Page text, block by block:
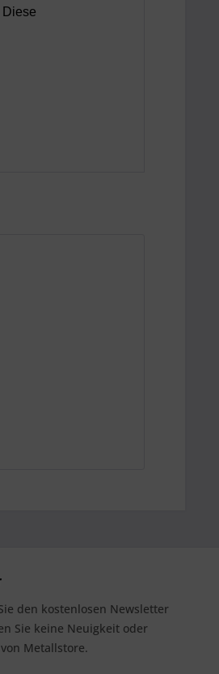
den kostenlosen Newsletter
Sie keine Neuigkeit oder
Metallstore.